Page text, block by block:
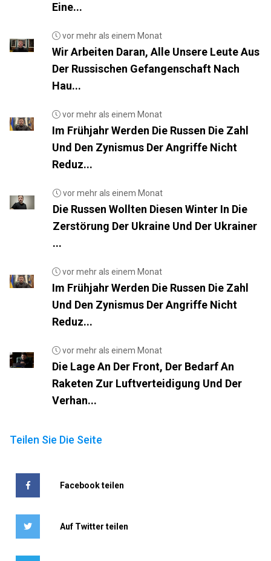
Eine...
vor mehr als einem Monat
Wir Arbeiten Daran, Alle Unsere Leute Aus
Der Russischen Gefangenschaft Nach
Hau...
vor mehr als einem Monat
Im Frühjahr Werden Die Russen Die Zahl
Und Den Zynismus Der Angriffe Nicht
Reduz...
vor mehr als einem Monat
Die Russen Wollten Diesen Winter In Die
Zerstörung Der Ukraine Und Der Ukrainer
...
vor mehr als einem Monat
Im Frühjahr Werden Die Russen Die Zahl
Und Den Zynismus Der Angriffe Nicht
Reduz...
vor mehr als einem Monat
Die Lage An Der Front, Der Bedarf An
Raketen Zur Luftverteidigung Und Der
Verhan...
Teilen Sie Die Seite
Facebook teilen
Auf Twitter teilen